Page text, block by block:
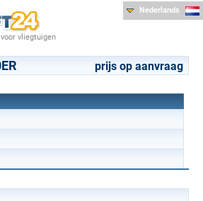
vliegtuigen
Nederlands
prijs op aanvraag